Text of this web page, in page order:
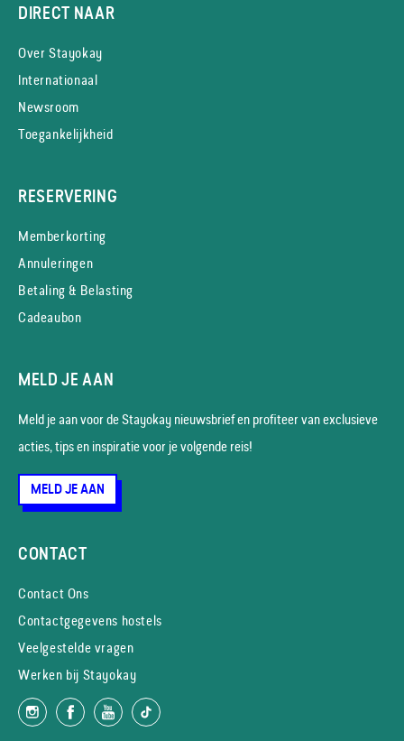
DIRECT NAAR
Over Stayokay
Internationaal
Newsroom
Toegankelijkheid
RESERVERING
Memberkorting
Annuleringen
Betaling & Belasting
Cadeaubon
MELD JE AAN
Meld je aan voor de Stayokay nieuws­brief en profiteer van exclusieve
acties, tips en inspiratie voor je volgende reis!
MELD JE AAN
CONTACT
Contact Ons
Contactgegevens hostels
Veelgestelde vragen
Werken bij Stayokay